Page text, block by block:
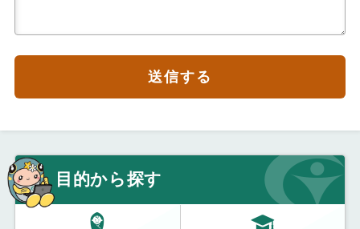
送信する
目的から探す